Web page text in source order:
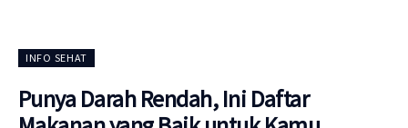
INFO SEHAT
Punya Darah Rendah, Ini Daftar